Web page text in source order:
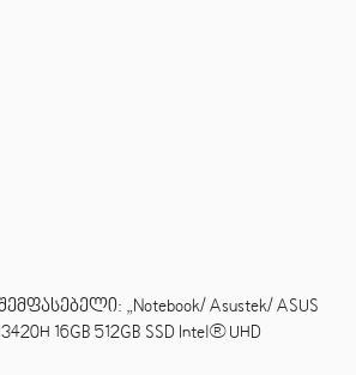
„Notebook/ Asustek/ ASUS
16GB 512GB SSD Intel® UHD